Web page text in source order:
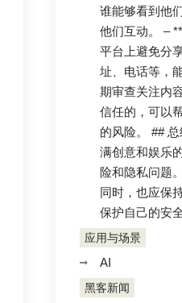
谁能够看到他
他们互动。 –
平台上避免分
址、电话等，
期审查关注内
信任的，可以
的风险。 ##
满创意和娱乐
险和隐私问题
同时，也应保
保护自己的安全
应用与场景
AI
黑客新闻